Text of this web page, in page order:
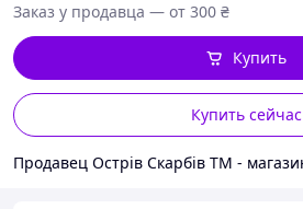
Заказ у продавца — от 300 ₴
Купить сейчас
Купить